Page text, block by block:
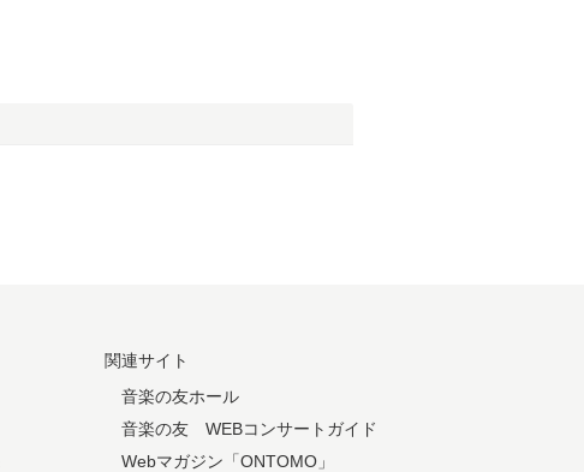
関連サイト
音楽の友ホール
音楽の友 WEBコンサートガイド
Webマガジン「ONTOMO」